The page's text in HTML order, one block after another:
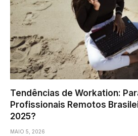
Tendências de Workation:
Profissionais Remotos
2025?
MAIO 5, 2026